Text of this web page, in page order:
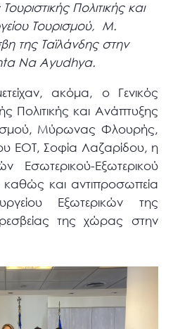
Πολιτικής και
Τουρισμού, Μ.
της Ταϊλάνδης στην
Na Ayudhya.
ακόμα, ο Γενικός
Πολιτικής και Ανάπτυξης
Μύρωνας Φλουρής,
ΕΟΤ, Σοφία Λαζαρίδου, η
Εσωτερικού-Εξωτερικού
και αντιπροσωπεία
Εξωτερικών της
της χώρας στην